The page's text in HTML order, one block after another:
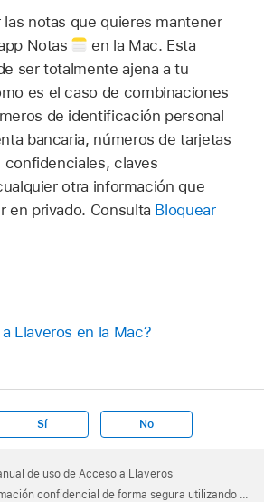
las notas que quieres mantener
Notas
en la Mac. Esta
ser totalmente ajena a tu
es el caso de combinaciones
de identificación personal
bancaria, números de tarjetas
claves
otra información que
en privado. Consulta Bloquear
Llaveros en la Mac?
Sí No
de uso de Acceso a Llaveros
confidencial de forma segura utilizando Notas en la Mac